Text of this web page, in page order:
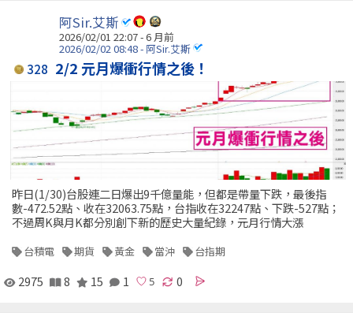
阿Sir.艾斯
2026/02/01 22:07 - 6 月前
2026/02/02 08:48 - 阿Sir.艾斯
328 2/2 元月爆衝行情之後！
昨日(1/30)台股連二日爆出9千億量能，但都是帶量下跌，最後指
數-472.52點、收在32063.75點，台指收在32247點、下跌-527點；
不過周K與月K都分別創下新的歷史大量紀錄，元月行情大漲
台積電 期貨 黃金 當沖 台指期
2975 8 15 1 0